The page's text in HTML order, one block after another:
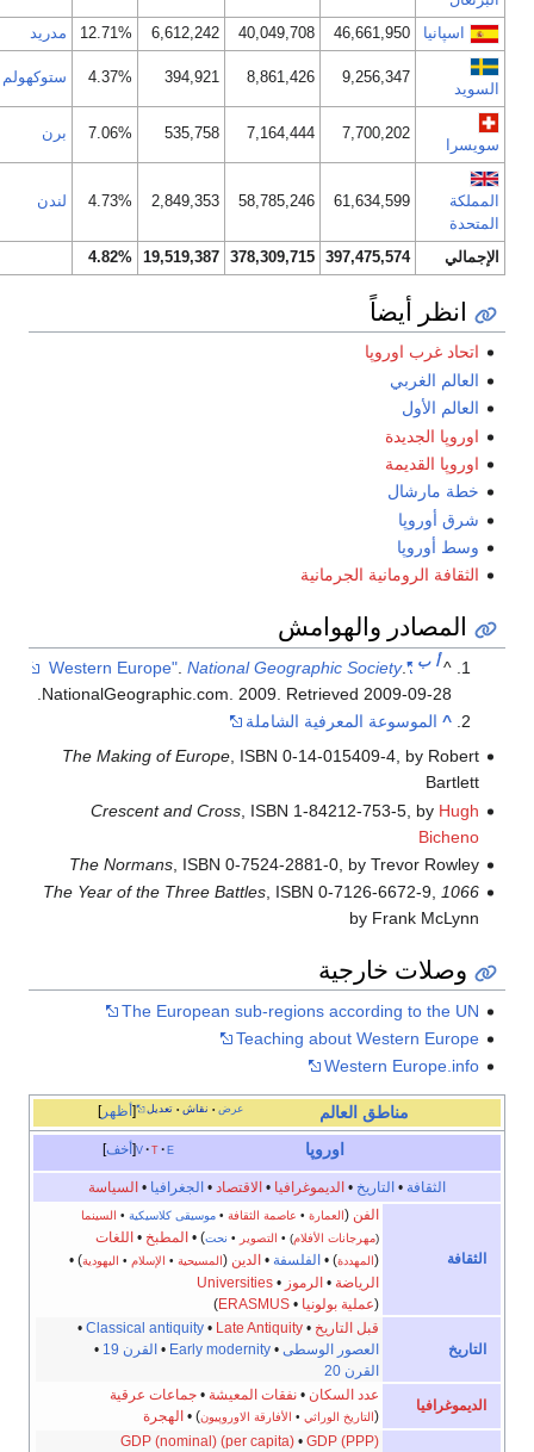
اسپانيا 46,661,950
40,049,708
6,612,242
12.71% مدريد
السويد
9,256,347
8,861,426
394,921
4.37% ستوكهولم
سويسرا
7,700,202
7,164,444
535,758
7.06% برن
المملكة
المتحدة
61,634,599
58,785,246
2,849,353
4.73% لندن
الإجمالي 397,475,574
378,309,715
19,519,387
4.82%
انظر أيضاً
اتحاد غرب اوروپا
العالم الغربي
العالم الأول
اوروپا الجديدة
اوروپا القديمة
خطة مارشال
شرق أوروپا
وسط أوروپا
الثقافة الرومانية الجرمانية
المصادر والهوامش
^ ب "Western Europe"
.National Geographic Society.
NationalGeographic.com. 2009. Retrieved2009-09-28
.
^ الموسوعة المعرفية الشاملة
The Making of Europe, ISBN 0-14-015409-4, by Robert
Bartlett
Crescent and Cross, ISBN 1-84212-753-5, byHugh
Bicheno
The Normans, ISBN 0-7524-2881-0, by Trevor Rowley
1066 The Year of the Three Battles
, ISBN 0-7126-6672-9,
by Frank McLynn
وصلات خارجية
The European sub-regions according to the UN
Teaching about Western Europe
Western Europe.info
أظهر عرض نقاش • تعديل مناطق العالم
أخف v t اوروپا
الثقافة•التاريخ •الديموغرافيا•الاقتصاد•الجغرافيا•السياسة
الثقافة
الفن(العمارة•عاصمة الثقافة•موسيقى كلاسيكية•السينما
مهرجانات الأفلام) •التصوير•نحت) •المطبخ•اللغات
المهددة) •الفلسفة•الدين(المسيحية•الإسلام•اليهودية) •
الرياضة•الرموز•
Universities
عملية بولونيا•
ERASMUS
)
التاريخ
قبل التاريخ •
Classical antiquity •Late Antiquity
•
العصور الوسطى•
Early modernity
•القرن 19
•
القرن 20
الديموغرافيا
عدد السكان•نفقات المعيشة•جماعات عرقية
التاريخ الوراثي • الأفارقة الاوروپيون) •الهجرة
GDP (nominal) (per capita)•GDP (PPP)